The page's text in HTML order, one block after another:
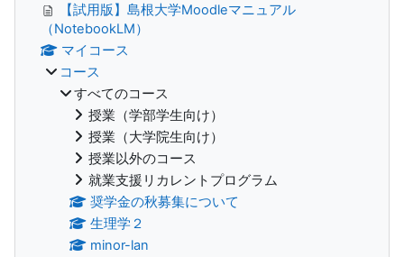
【試用版】島根大学Moodleマニュアル
（NotebookLM）
マイコース
コース
すべてのコース
授業（学部学生向け）
授業（大学院生向け）
授業以外のコース
就業支援リカレントプログラム
奨学金の秋募集について
生理学２
minor-lan